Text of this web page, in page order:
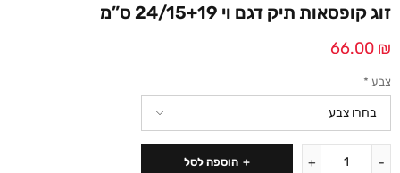
זוג קופסאות תיק דגם וי 24/15+19 ס”מ
66.00 ₪
צבע *
הוספה לסל